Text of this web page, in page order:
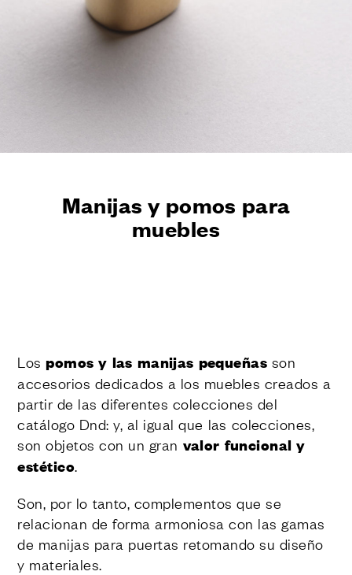
ACABADOS
SISTEMAS
Manijas y pomos para
muebles
Lospomos y las manijas pequeñas son
accesorios dedicados a los muebles creados a
partir de las diferentes colecciones del
catálogo Dnd: y, al igual que las colecciones,
son objetos con un gran valor funcional y
estético.
Son, por lo tanto, complementos que se
relacionan de forma armoniosa con las gamas
de manijas para puertas retomando su diseño
y materiales.